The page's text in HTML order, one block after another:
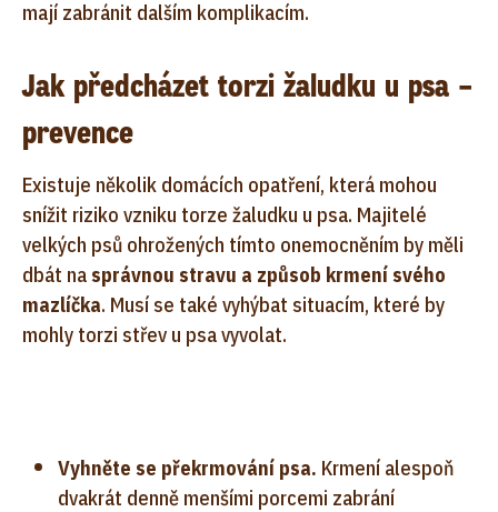
mají zabránit dalším komplikacím.
Jak předcházet torzi žaludku u psa –
prevence
Existuje několik domácích opatření, která mohou
snížit riziko vzniku torze žaludku u psa. Majitelé
velkých psů ohrožených tímto onemocněním by měli
dbát nasprávnou stravu a způsob krmení svého
mazlíčka. Musí se také vyhýbat situacím, které by
mohly torzi střev u psa vyvolat.
Vyhněte se překrmování psa. Krmení alespoň
dvakrát denně menšími porcemi zabrání